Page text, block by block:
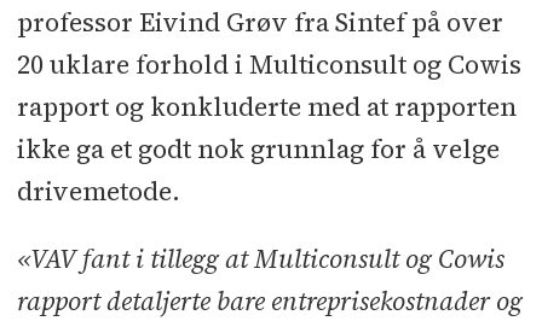
professor Eivind Grøv fra Sintef på over
20 uklare forhold i Multiconsult og Cowis
rapport og konkluderte med at rapporten
ikke ga et godt nok grunnlag for å velge
drivemetode.
«VAV fant i tillegg at Multiconsult og Cowis
rapport detaljerte bare entreprisekostnader og